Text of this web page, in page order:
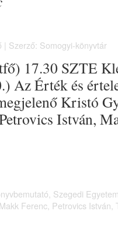
| Szerző: Somogyi-könyvtár
17.30 SZTE
Az Érték és
Kristó
István,
, Szegedi
Makk Ferenc, Petrovics István,